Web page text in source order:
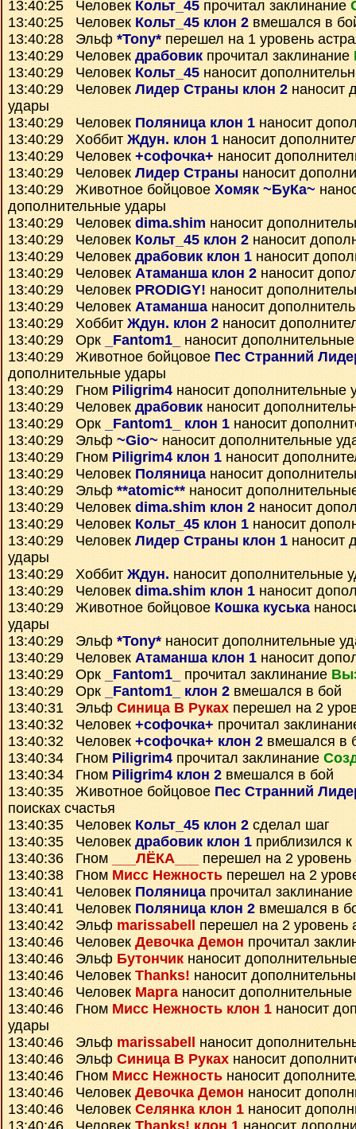
13:40:25 Человек Кольт_45 прочитал заклинание
13:40:25 Человек Кольт_45 клон 2 вмешался в
13:40:28 Эльф *Tony* перешел на 1 уровень
13:40:29 Человек драбовик прочитал заклинание
13:40:29 Человек Кольт_45 наносит
13:40:29 Человек Лидер Страны клон 2 наносит
удары
13:40:29 Человек Поляница клон 1 наносит
13:40:29 Хоббит Ждун. клон 1 наносит
13:40:29 Человек +софочка+ наносит
13:40:29 Человек Лидер Страны наносит
13:40:29 Животное бойцовое Хомяк ~БуКа~
дополнительные удары
13:40:29 Человек dima.shim наносит
13:40:29 Человек Кольт_45 клон 2 наносит
13:40:29 Человек драбовик клон 1 наносит
13:40:29 Человек Атаманша клон 2 наносит
13:40:29 Человек PRODIGY! наносит
13:40:29 Человек Атаманшананосит
13:40:29 Хоббит Ждун. клон 2 наносит
13:40:29 Орк
_Fantom1_
наносит
13:40:29 Животное бойцовое Пес Странний
дополнительные удары
13:40:29 Гном Piligrim4 наносит дополнительные
13:40:29 Человек драбовик наносит
13:40:29 Орк
_Fantom1_ клон 1 наносит
13:40:29 Эльф ~Gio~ наносит дополнительные
13:40:29 Гном Piligrim4 клон 1 наносит
13:40:29 Человек Поляницананосит
13:40:29 Эльф **atomic** наносит
13:40:29 Человек dima.shim клон 2 наносит
13:40:29 Человек Кольт_45 клон 1 наносит
13:40:29 Человек Лидер Страны клон 1 наносит
удары
13:40:29 Хоббит Ждун. наносит дополнительные
13:40:29 Человек dima.shim клон 1 наносит
13:40:29 Животное бойцовое Кошка куська
удары
13:40:29 Эльф *Tony* наносит дополнительные
13:40:29 Человек Атаманша клон 1 наносит
13:40:29 Орк
_Fantom1_ прочитал заклинание
13:40:29 Орк
_Fantom1_ клон 2 вмешался в бой
13:40:31 Эльф Синица В Руках перешел на 2
13:40:32 Человек +софочка+ прочитал
13:40:32 Человек +софочка+ клон 2 вмешался в
13:40:34 Гном Piligrim4 прочитал заклинание
13:40:34 Гном Piligrim4 клон 2 вмешался в бой
13:40:35 Животное бойцовое Пес Странний
поисках счастья
13:40:35 Человек Кольт_45 клон 2 сделал шаг
13:40:35 Человек драбовик клон 1 приблизился
13:40:36 Гном
___ЛЁКА___
перешел на 2 уровень
13:40:38 Гном Мисс Нежность перешел на 2
13:40:41 Человек Поляница прочитал заклинание
13:40:41 Человек Поляница клон 2 вмешался в
13:40:42 Эльф marissabell
перешел на 2 уровень
13:40:46 Человек Девочка Демон прочитал
13:40:46 Эльф Бутончик наносит
13:40:46 Человек Thanks! наносит
13:40:46 Человек Маргананосит
13:40:46 Гном Мисс Нежность клон 1 наносит
удары
13:40:46 Эльф marissabell
наносит
13:40:46 Эльф Синица В Руках наносит
13:40:46 Гном Мисс Нежность наносит
13:40:46 Человек Девочка Демон наносит
13:40:46 Человек Селянка клон 1 наносит
13:40:46 Человек Thanks! клон 1 наносит